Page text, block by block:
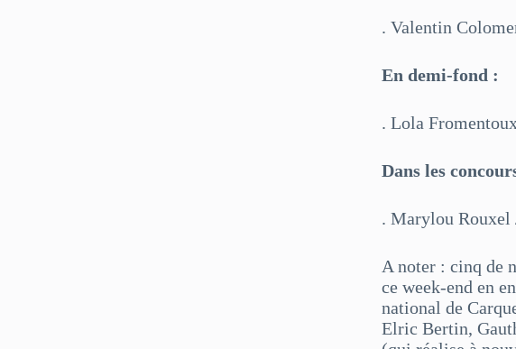
. Valentin
En demi-fond :
. Lola
Dans les
. Marylou Rouxel
A noter : cinq de
ce week-end en
national de
Elric Bertin,